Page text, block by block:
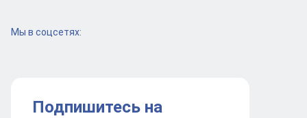
Мы в соцсетях:
Подпишитесь на